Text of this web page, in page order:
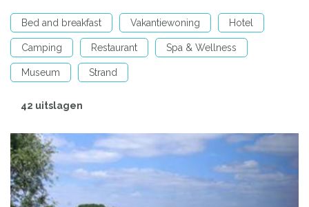
Bed and breakfast Vakantiewoning Hotel
Camping Restaurant Spa & Wellness
Museum Strand
42 uitslagen